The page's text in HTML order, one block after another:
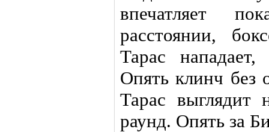
впечатляет
расстоянии,
Тарас
Опять клинч без
Тарас
раунд. Опять за